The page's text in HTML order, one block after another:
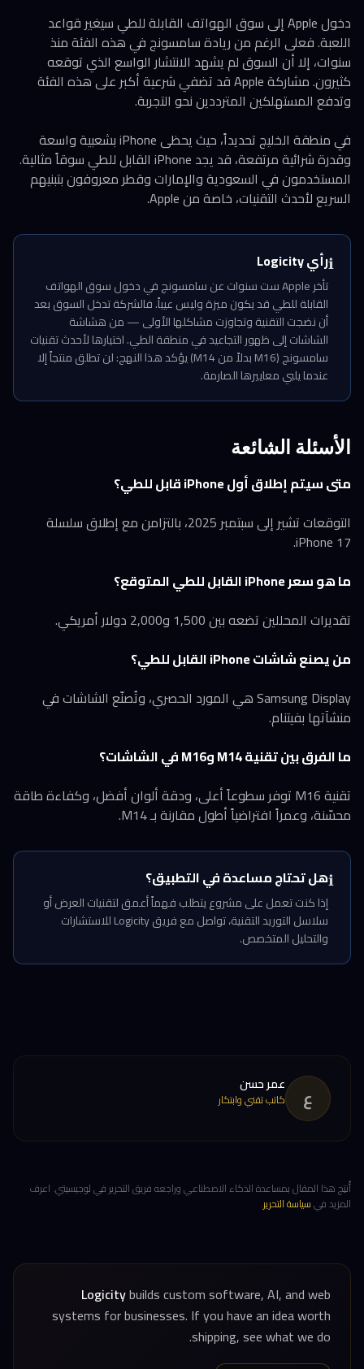
دخول Apple إلى سوق الهواتف القابلة للطي سيغير قواعد
اللعبة. فعلى الرغم من ريادة سامسونج في هذه الفئة منذ
سنوات، إلا أن السوق لم يشهد الانتشار الواسع الذي توقعه
كثيرون. مشاركة Apple قد تضفي شرعية أكبر على هذه الفئة
وتدفع المستهلكين المترددين نحو التجربة.
في منطقة الخليج تحديداً، حيث يحظى iPhone بشعبية واسعة
وقدرة شرائية مرتفعة، قد يجد iPhone القابل للطي سوقاً مثالية.
المستخدمون في السعودية والإمارات وقطر معروفون بتبنيهم
السريع لأحدث التقنيات، خاصة من Apple.
ℹ️رأي Logicity
تأخر Apple ست سنوات عن سامسونج في دخول سوق الهواتف
القابلة للطي قد يكون ميزة وليس عيباً. فالشركة تدخل السوق بعد
أن نضجت التقنية وتجاوزت مشاكلها الأولى — من هشاشة
الشاشات إلى ظهور التجاعيد في منطقة الطي. اختيارها لأحدث تقنيات
سامسونج (M16 بدلاً من M14) يؤكد هذا النهج: لن تطلق منتجاً إلا
عندما يلبي معاييرها الصارمة.
الأسئلة الشائعة
متى سيتم إطلاق أول iPhone قابل للطي؟
التوقعات تشير إلى سبتمبر 2025، بالتزامن مع إطلاق سلسلة
iPhone 17.
ما هو سعر iPhone القابل للطي المتوقع؟
تقديرات المحللين تضعه بين 1,500 و2,000 دولار أمريكي.
من يصنع شاشات iPhone القابل للطي؟
Samsung Display هي المورد الحصري، وتُصنّع الشاشات في
منشآتها بفيتنام.
ما الفرق بين تقنية M14 وM16 في الشاشات؟
تقنية M16 توفر سطوعاً أعلى، ودقة ألوان أفضل، وكفاءة طاقة
محسّنة، وعمراً افتراضياً أطول مقارنة بـ M14.
ℹ️هل تحتاج مساعدة في التطبيق؟
إذا كنت تعمل على مشروع يتطلب فهماً أعمق لتقنيات العرض أو
سلاسل التوريد التقنية، تواصل مع فريق Logicity للاستشارات
والتحليل المتخصص.
ع عمر حسن
كاتب تقني وابتكار
أُنتِج هذا المقال بمساعدة الذكاء الاصطناعي وراجعه فريق التحرير في لوجيسيتي. اعرف
المزيد فيسياسة التحرير.
Logicitybuilds custom software, AI, and web
systems for businesses. If you have an idea worth
shipping, see what we do.